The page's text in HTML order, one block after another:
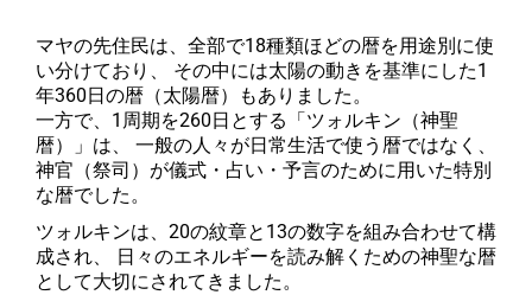
マヤの先住民は、全部で18種類ほどの暦を用途別に使
い分けており、 その中には太陽の動きを基準にした1
年360日の暦（太陽暦）もありました。
一方で、1周期を260日とする「ツォルキン（神聖
暦）」は、 一般の人々が日常生活で使う暦ではなく、
神官（祭司）が儀式・占い・予言のために用いた特別
な暦でした。
ツォルキンは、20の紋章と13の数字を組み合わせて構
成され、 日々のエネルギーを読み解くための神聖な暦
として大切にされてきました。